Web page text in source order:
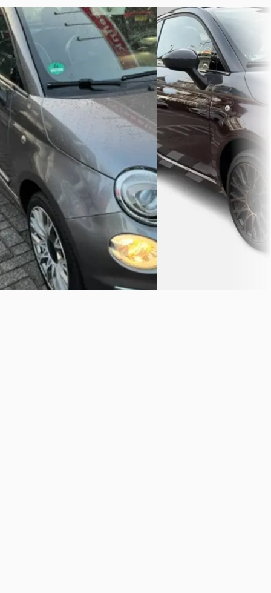
Fiat 500 2018
1.2 69pk Lounge
€ 8.950
v.a. € 190/mnd
Scherp geprijsd
2018 · 91.216 km · Benzine ·
Handgeschakeld
Autobedrijf Robert Wisselink· Baak
5,0
)
Bekijk aanbieding →
Vergelijk
D
Fiat 500·0
1.2 Star
€ 10.950
v.a. € 232/mnd
Scherp geprijsd
101.103 km · Benzine ·
Handgeschakeld
Korteland auto's · Rijswijk
Bekijk aanbieding →